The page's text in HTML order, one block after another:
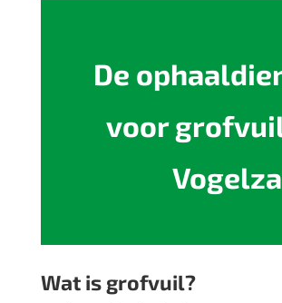
De
voor
Wat is grofvuil?